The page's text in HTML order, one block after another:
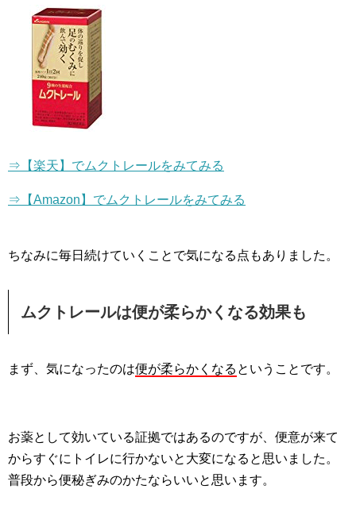
⇒【楽天】でムクトレールをみてみる
⇒【Amazon】でムクトレールをみてみる
ちなみに毎日続けていくことで気になる点もありました。
ムクトレールは便が柔らかくなる効果も
まず、気になったのは便が柔らかくなる ということです。
お薬として効いている証拠ではあるのですが、便意が来て
からすぐにトイレに行かないと大変になると思いました。
普段から便秘ぎみのかたならいいと思います。